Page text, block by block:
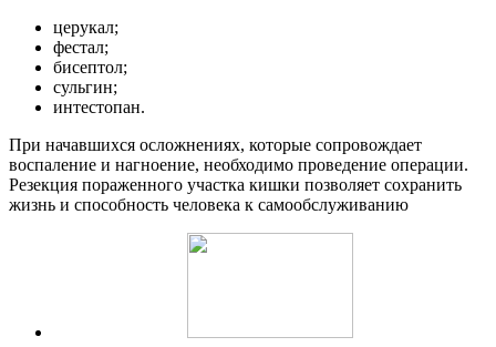
церукал;
фестал;
бисептол;
сульгин;
интестопан.
При начавшихся осложнениях, которые сопровождает
воспаление и нагноение, необходимо проведение операции.
Резекция пораженного участка кишки позволяет сохранить
жизнь и способность человека к самообслуживанию